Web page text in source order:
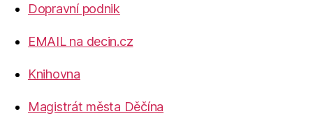
Dopravní podnik
EMAIL na decin.cz
Knihovna
Magistrát města Děčína